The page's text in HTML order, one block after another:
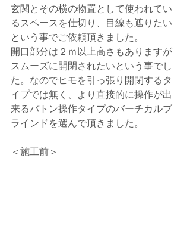
玄関とその横の物置として使われてい
るスペースを仕切り、目線も遮りたい
という事でご依頼頂きました。
開口部分は２ｍ以上高さもありますが
スムーズに開閉されたいという事でし
た。なのでヒモを引っ張り開閉するタ
イプでは無く、より直接的に操作が出
来るバトン操作タイプのバーチカルブ
ラインドを選んで頂きました。
＜施工前＞